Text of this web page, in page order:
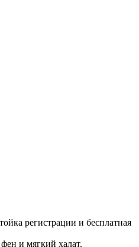
регистрации и бесплатная
и мягкий халат.